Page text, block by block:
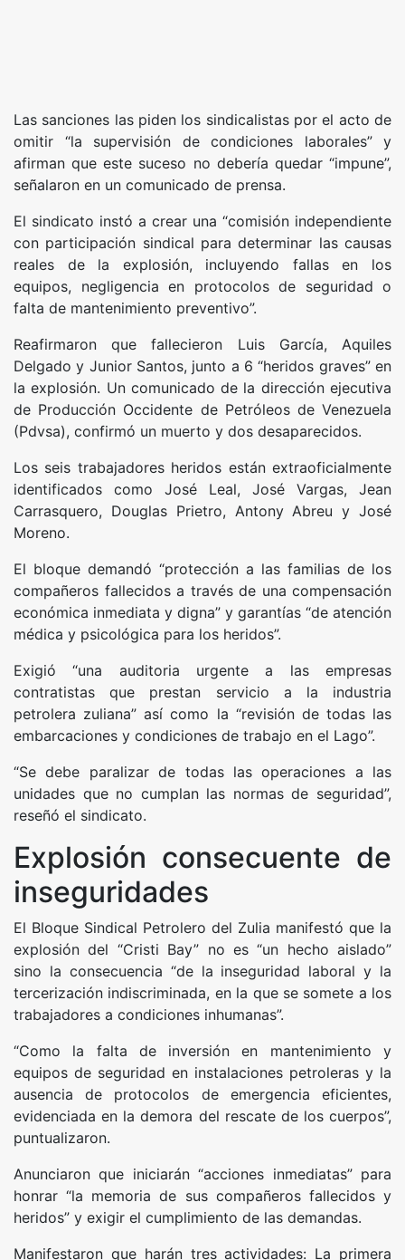
Las sanciones las piden los sindicalistas por el acto de
omitir “la supervisión de condiciones laborales” y
afirman que este suceso no debería quedar “impune”,
señalaron en un comunicado de prensa.
El sindicato instó a crear una “comisión independiente
con participación sindical para determinar las causas
reales de la explosión, incluyendo fallas en los
equipos, negligencia en protocolos de seguridad o
falta de mantenimiento preventivo”.
Reafirmaron que fallecieron Luis García, Aquiles
Delgado y Junior Santos, junto a 6 “heridos graves” en
la explosión. Un comunicado de la dirección ejecutiva
de Producción Occidente de Petróleos de Venezuela
(Pdvsa), confirmó un muerto y dos desaparecidos.
Los seis trabajadores heridos están extraoficialmente
identificados como José Leal, José Vargas, Jean
Carrasquero, Douglas Prietro, Antony Abreu y José
Moreno.
El bloque demandó “protección a las familias de los
compañeros fallecidos a través de una compensación
económica inmediata y digna” y garantías “de atención
médica y psicológica para los heridos”.
Exigió “una auditoria urgente a las empresas
contratistas que prestan servicio a la industria
petrolera zuliana” así como la “revisión de todas las
embarcaciones y condiciones de trabajo en el Lago”.
“Se debe paralizar de todas las operaciones a las
unidades que no cumplan las normas de seguridad”,
reseñó el sindicato.
Explosión consecuente de
inseguridades
El Bloque Sindical Petrolero del Zulia manifestó que la
explosión del “Cristi Bay” no es “un hecho aislado”
sino la consecuencia “de la inseguridad laboral y la
tercerización indiscriminada, en la que se somete a los
trabajadores a condiciones inhumanas”.
“Como la falta de inversión en mantenimiento y
equipos de seguridad en instalaciones petroleras y la
ausencia de protocolos de emergencia eficientes,
evidenciada en la demora del rescate de los cuerpos”,
puntualizaron.
Anunciaron que iniciarán “acciones inmediatas” para
honrar “la memoria de sus compañeros fallecidos y
heridos” y exigir el cumplimiento de las demandas.
Manifestaron que harán tres actividades: La primera